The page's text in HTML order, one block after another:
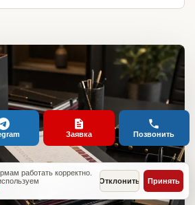
работать корректно.
Отклонить Принять
Заявка Позвонить